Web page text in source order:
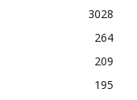
3028
264
209
195